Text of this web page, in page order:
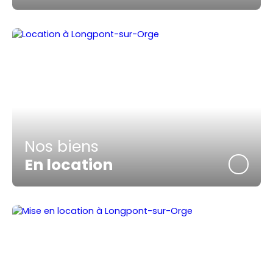
Nos biens
En location